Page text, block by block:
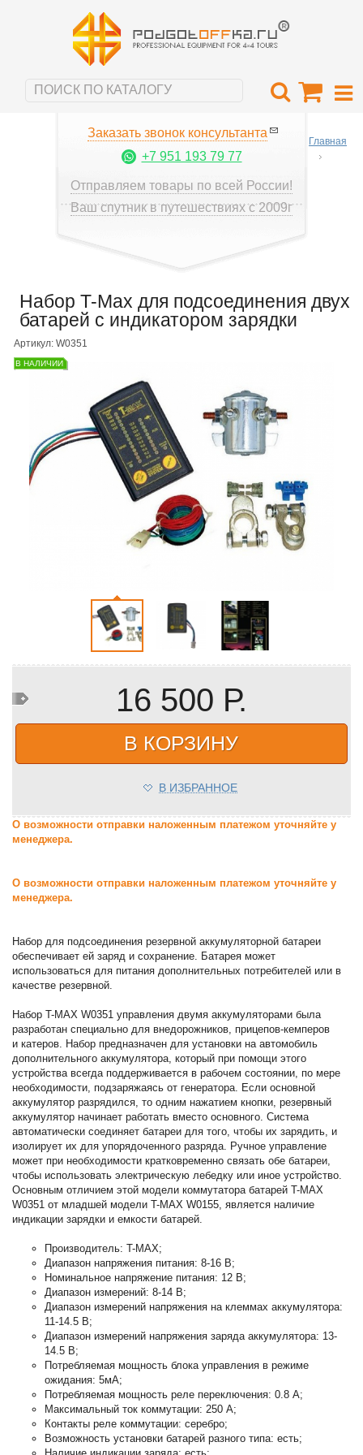
Заказать звонок консультанта
+7 951 193 79 77
Отправляем товары по всей России!
Ваш спутник в путешествиях с 2009г
Главная
Набор T-Max для подсоединения двух
батарей с индикатором зарядки
Артикул: W0351
В НАЛИЧИИ
16 500 Р.
В КОРЗИНУ
В ИЗБРАННОЕ
О возможности отправки наложенным платежом уточняйте у
менеджера.
О возможности отправки наложенным платежом уточняйте у
менеджера.
Набор для подсоединения резервной аккумуляторной батареи
обеспечивает ей заряд и сохранение. Батарея может
использоваться для питания дополнительных потребителей или в
качестве резервной.
Набор T-MAX W0351 управления двумя аккумуляторами была
разработан специально для внедорожников, прицепов-кемперов
и катеров. Набор предназначен для установки на автомобиль
дополнительного аккумулятора, который при помощи этого
устройства всегда поддерживается в рабочем состоянии, по мере
необходимости, подзаряжаясь от генератора. Если основной
аккумулятор разрядился, то одним нажатием кнопки, резервный
аккумулятор начинает работать вместо основного. Система
автоматически соединяет батареи для того, чтобы их зарядить, и
изолирует их для упорядоченного разряда. Ручное управление
может при необходимости кратковременно связать обе батареи,
чтобы использовать электрическую лебедку или иное устройство.
Основным отличием этой модели коммутатора батарей T-MAX
W0351 от младшей модели T-MAX W0155, является наличие
индикации зарядки и емкости батарей.
Производитель: T-MAX;
Диапазон напряжения питания: 8-16 В;
Номинальное напряжение питания: 12 В;
Диапазон измерений: 8-14 В;
Диапазон измерений напряжения на клеммах аккумулятора:
11-14.5 В;
Диапазон измерений напряжения заряда аккумулятора: 13-
14.5 В;
Потребляемая мощность блока управления в режиме
ожидания: 5мА;
Потребляемая мощность реле переключения: 0.8 А;
Максимальный ток коммутации: 250 А;
Контакты реле коммутации: серебро;
Возможность установки батарей разного типа: есть;